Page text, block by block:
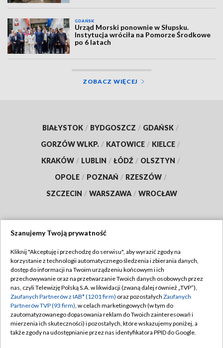
GDAŃSK
Urząd Morski ponownie w Słupsku.
Instytucja wróciła na Pomorze Środkowe
po 6 latach
ZOBACZ WIĘCEJ
BIAŁYSTOK / BYDGOSZCZ / GDAŃSK /
GORZÓW WLKP. / KATOWICE / KIELCE /
KRAKÓW / LUBLIN / ŁÓDŹ / OLSZTYN /
OPOLE / POZNAŃ / RZESZÓW /
SZCZECIN / WARSZAWA / WROCŁAW
TVP
Abonament TVP
Emisja w TVP
Centrum informacji TVP
Naziemna Telewizja Cyfrowa
Regulamin TVP
Polityka prywatności
Moje zgody
Pomoc
Szanujemy Twoją prywatność
Kliknij "Akceptuję i przechodzę do serwisu", aby wyrazić zgody na
korzystanie z technologii automatycznego śledzenia i zbierania danych,
dostęp do informacji na Twoim urządzeniu końcowym i ich
przechowywanie oraz na przetwarzanie Twoich danych osobowych przez
nas, czyli Telewizję Polską S.A. w likwidacji (zwaną dalej również „TVP”),
Zaufanych Partnerów z IAB* (1201 firm) oraz pozostałych Zaufanych
Partnerów TVP (93 firm), w celach marketingowych (w tym do
zautomatyzowanego dopasowania reklam do Twoich zainteresowań i
mierzenia ich skuteczności) i pozostałych, które wskazujemy poniżej, a
także zgody na udostępnianie przez nas identyfikatora PPID do Google.